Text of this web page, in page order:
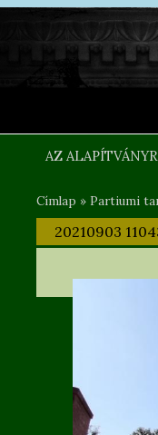
Ugrás a tartalomra
FEJLEC
AZ
Jelenlegi hely
Címlap » Partiumi
20210903